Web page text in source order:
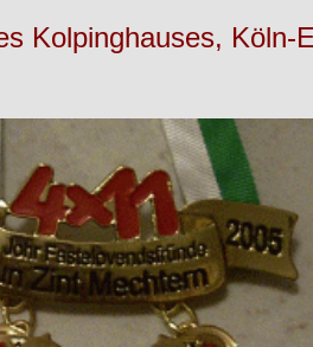
Kolpinghauses, Köln-